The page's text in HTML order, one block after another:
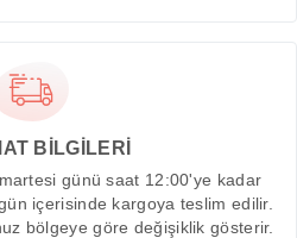
BİLGİLERİ
günü saat 12:00'ye kadar
içerisinde kargoya teslim edilir.
bölgeye göre değişiklik gösterir.